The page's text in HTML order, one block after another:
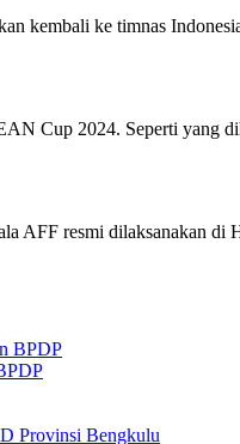
kembali ke timnas
Cup 2024. Seperti yang
AFF resmi dilaksanakan